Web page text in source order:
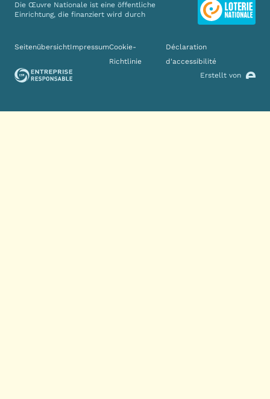
Die Œuvre Nationale ist eine öffentliche
Einrichtung, die finanziert wird durch
Verschiedene Links
SeitenübersichtImpressumCookie-
Richtlinie
Déclaration
d'accessibilité
Erstellt von